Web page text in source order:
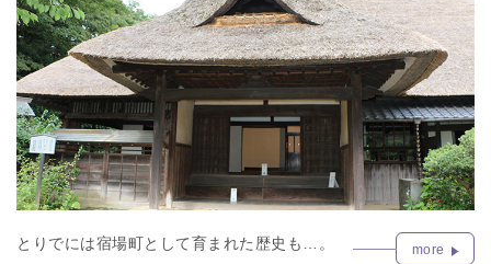
とりでには宿場町として育まれた歴史も…。 more